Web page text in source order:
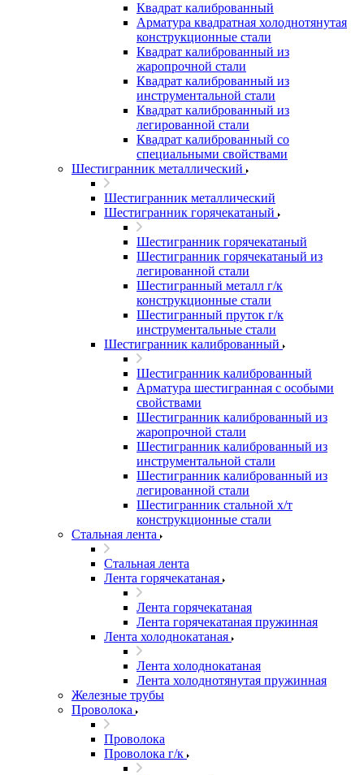
Квадрат калиброванный
Арматура квадратная холоднотянутая
конструкционные стали
Квадрат калиброванный из
жаропрочной стали
Квадрат калиброванный из
инструментальной стали
Квадрат калиброванный из
легированной стали
Квадрат калиброванный со
специальными свойствами
Шестигранник металлический
Шестигранник металлический
Шестигранник горячекатаный
Шестигранник горячекатаный
Шестигранник горячекатаный из
легированной стали
Шестигранный металл г/к
конструкционные стали
Шестигранный пруток г/к
инструментальные стали
Шестигранник калиброванный
Шестигранник калиброванный
Арматура шестигранная с особыми
свойствами
Шестигранник калиброванный из
жаропрочной стали
Шестигранник калиброванный из
инструментальной стали
Шестигранник калиброванный из
легированной стали
Шестигранник стальной х/т
конструкционные стали
Стальная лента
Стальная лента
Лента горячекатаная
Лента горячекатаная
Лента горячекатаная пружинная
Лента холоднокатаная
Лента холоднокатаная
Лента холоднотянутая пружинная
Железные трубы
Проволока
Проволока
Проволока г/к